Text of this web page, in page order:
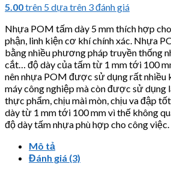
5.00trên 5 dựa trên 3đánh giá
Nhựa POM tấm dày 5 mm thích hợp cho
phận, linh kiện cơ khí chính xác. Nhựa
bằng nhiều phương pháp truyền thống
cắt… độ dày của tấm từ 1 mm tới 100
nên nhựa POM được sử dụng rất nhiều
máy công nghiệp mà còn được sử dụng
thực phẩm, chịu mài mòn, chịu va đập
dày từ 1 mm tới 100 mm vì thế không
độ dày tấm nhựa phù hợp cho công việc.
Mô tả
Đánh giá (3)